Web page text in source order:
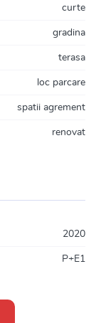
curte
gradina
terasa
loc parcare
spatii agrement
renovat
2020
P+E1